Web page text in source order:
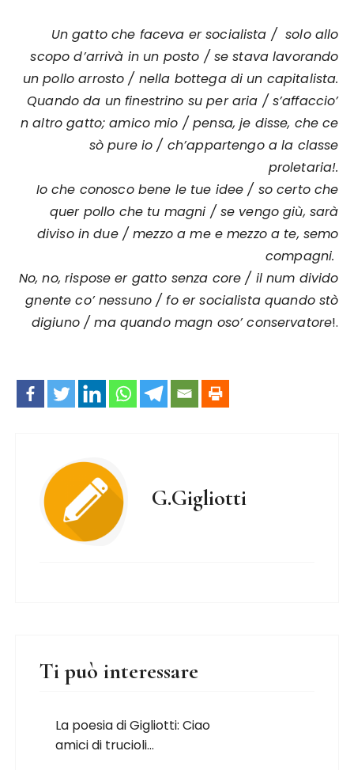
Un gatto che faceva er socialista / solo allo
scopo d’arrivà in un posto / se stava lavorando
un pollo arrosto / nella bottega di un capitalista.
Quando da un finestrino su per aria / s’affaccio’
n altro gatto; amico mio / pensa, je disse, che ce
sò pure io / ch’appartengo a la classe
proletaria!.
Io che conosco bene le tue idee / so certo che
quer pollo che tu magni / se vengo giù, sarà
diviso in due / mezzo a me e mezzo a te, semo
compagni.
No, no, rispose er gatto senza core / il num divido
gnente co’ nessuno / fo er socialista quando stò
digiuno / ma quando magn oso’ conservatore!.
G.Gigliotti
Ti può interessare
La poesia di Gigliotti: Ciao
amici di trucioli…